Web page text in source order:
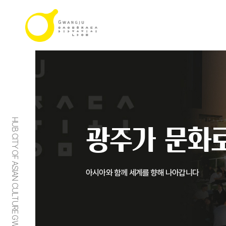
HUB CITY OF ASIAN CULTURE GWANGJU 광주가 문화
아시아와 함께 세계를 향해 나아갑니다